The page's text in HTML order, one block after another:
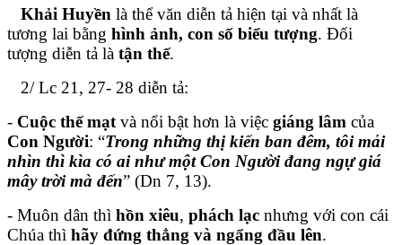
Khải Huyền là thể văn diễn tả hiện tại và nhất là
tương lai bằng hình ảnh, con số biểu tượng. Đối
tượng diễn tả là tận thế.
2/ Lc 21, 27- 28 diễn tả:
- Cuộc thế mạt và nổi bật hơn là việc giáng lâm của
Con Người: “Trong những thị kiến ban đêm, tôi mải
nhìn thì kìa có ai như một Con Người đang ngự giá
mây trời mà đến” (Dn 7, 13).
- Muôn dân thì hồn xiêu, phách lạc nhưng với con cái
Chúa thì hãy đứng thẳng và ngẩng đầu lên.